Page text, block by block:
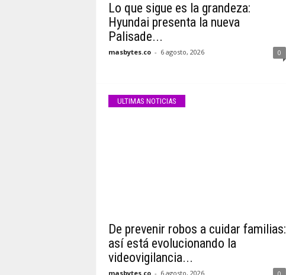
Lo que sigue es la grandeza:
Hyundai presenta la nueva
Palisade...
masbytes.co - 6 agosto, 2026 0
ULTIMAS NOTICIAS
De prevenir robos a cuidar familias:
así está evolucionando la
videovigilancia...
masbytes.co - 6 agosto, 2026